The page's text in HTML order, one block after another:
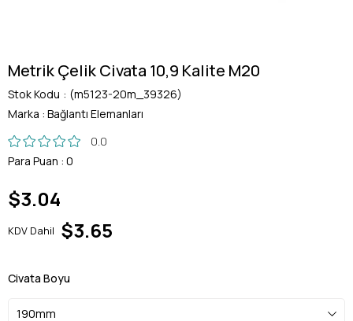
Metrik Çelik Civata 10,9 Kalite M20
Stok Kodu
(m5123-20m_39326)
Marka : Bağlantı Elemanları
0.0
Para Puan : 0
$3.04
KDV Dahil $3.65
Civata Boyu